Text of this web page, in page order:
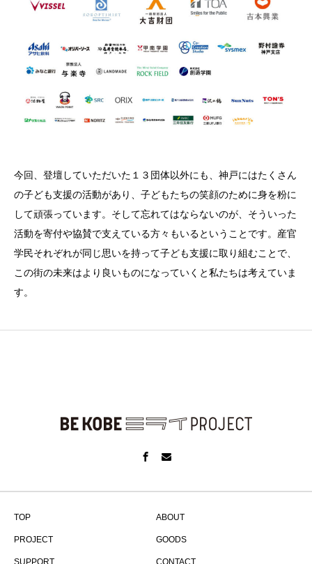
今回、登壇していただいた１３団体以外にも、神戸にはたくさん
の子ども支援の活動があり、子どもたちの笑顔のために身を粉に
して頑張っています。そして忘れてはならないのが、そういった
活動を寄付や協賛で支えている方々もいるということです。産官
学民それぞれが同じ思いを持って子ども支援に取り組むことで、
この街の未来はより良いものになっていくと私たちは考えていま
す。
TOP ABOUT
PROJECT GOODS
SUPPORT CONTACT